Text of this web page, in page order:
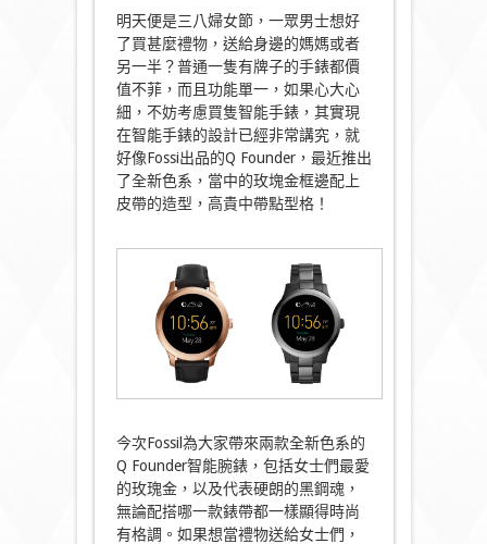
明天便是三八婦女節，一眾男士想好
了買甚麼禮物，送給身邊的媽媽或者
另一半？普通一隻有牌子的手錶都價
值不菲，而且功能單一，如果心大心
細，不妨考慮買隻智能手錶，其實現
在智能手錶的設計已經非常講究，就
好像Fossi出品的Q Founder，最近推出
了全新色系，當中的玫塊金框邊配上
皮帶的造型，高貴中帶點型格！
今次Fossil為大家帶來兩款全新色系的
Q Founder智能腕錶，包括女士們最愛
的玫瑰金，以及代表硬朗的黑鋼魂，
無論配搭哪一款錶帶都一樣顯得時尚
有格調。如果想當禮物送給女士們，